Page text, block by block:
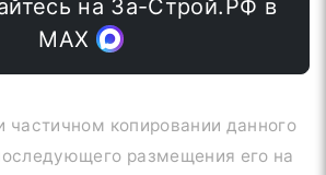
на За-Строй.РФ в
МАХ
частичном копировании данного
размещения его на